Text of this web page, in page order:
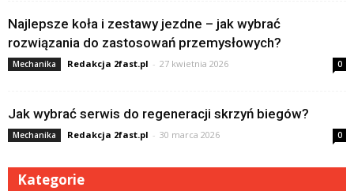
Najlepsze koła i zestawy jezdne – jak wybrać
rozwiązania do zastosowań przemysłowych?
Mechanika Redakcja 2fast.pl - 27 kwietnia 2026 0
Jak wybrać serwis do regeneracji skrzyń biegów?
Mechanika Redakcja 2fast.pl - 30 marca 2026 0
Kategorie